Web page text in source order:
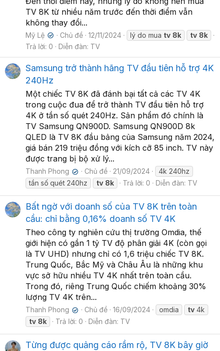
TV 8K từ nhiều năm trước đến thời điểm vẫn
không thay đổi...
Mỹ Lệ ✔ Chủ đề 12/11/2024 lý do mua tv 8k tv 8k
Trả lời: 0
Diễn đàn: TV
Samsung trở thành hãng TV đầu tiên hỗ trợ 4K
240Hz
Một chiếc TV 8K đã đánh bại tất cả các TV 4K
trong cuộc đua để trở thành TV đầu tiên hỗ trợ
4K ở tần số quét 240Hz. Sản phẩm đó chính là
TV Samsung QN900D. Samsung QN900D 8k
QLED là TV 8K đầu bảng của Samsung năm 2024,
giá bán 219 triệu đồng với kích cỡ 85 inch. TV này
được trang bị bộ xử lý...
Thanh Phong ✔ Chủ đề 21/09/2024
4k 240hz
tần số quét 240hz
tv 8k Trả lời: 0 Diễn đàn: TV
Bất ngờ với doanh số của TV 8K trên toàn
cầu: chỉ bằng 0,16% doanh số TV 4K
Theo công ty nghiên cứu thị trường Omdia, thế
giới hiện có gần 1 tỷ TV độ phân giải 4K (còn gọi
là TV UHD) nhưng chỉ có 1,6 triệu chiếc TV 8K.
Trung Quốc, Bắc Mỹ và Châu Âu là những khu
vực sở hữu nhiều TV 4K nhất trên toàn cầu.
Trong đó, riêng Trung Quốc chiếm khoảng 30%
lượng TV 4K trên...
Thanh Phong ✔ Chủ đề 16/09/2024 omdia tv 4k
tv 8k Trả lời: 0 Diễn đàn: TV
Từng được quảng cáo rầm rộ, TV 8K bây giờ